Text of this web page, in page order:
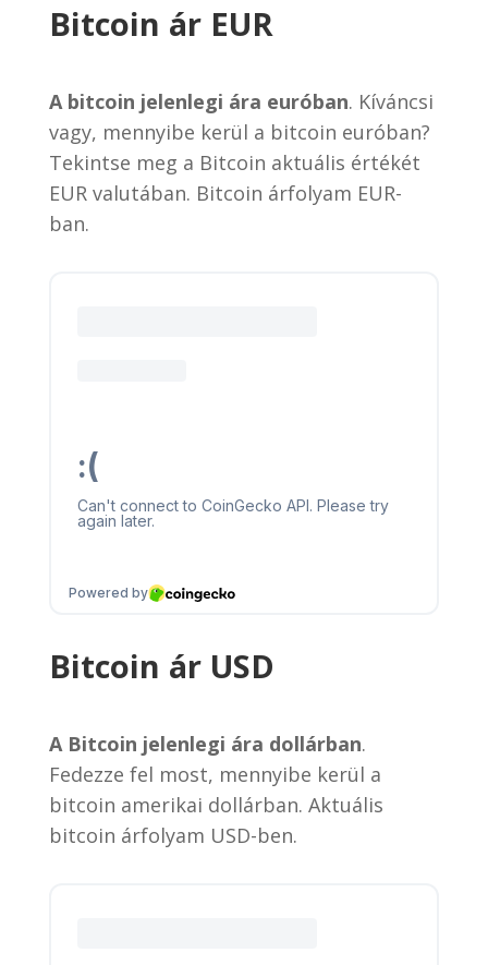
Bitcoin ár EUR
A bitcoin jelenlegi ára euróban. Kíváncsi
vagy, mennyibe kerül a bitcoin euróban?
Tekintse meg a Bitcoin aktuális értékét
EUR valutában. Bitcoin árfolyam EUR-
ban.
Bitcoin ár USD
A Bitcoin jelenlegi ára dollárban.
Fedezze fel most, mennyibe kerül a
bitcoin amerikai dollárban. Aktuális
bitcoin árfolyam USD-ben.